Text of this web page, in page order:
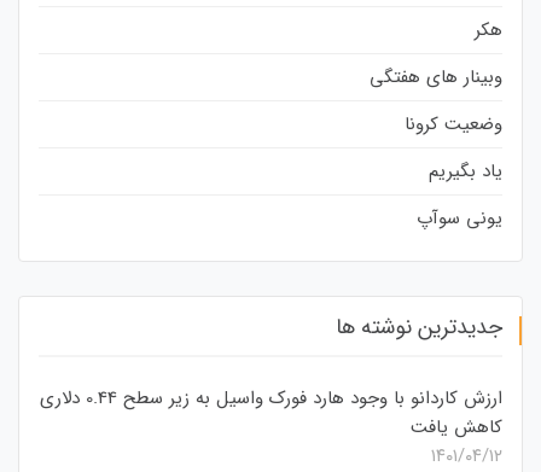
هکر
وبینار های هفتگی
وضعیت کرونا
یاد بگیریم
یونی سوآپ
جدیدترین نوشته ها
ارزش کاردانو با وجود هارد فورک واسیل به زیر سطح 0.44 دلاری
کاهش یافت
۱۴۰۱/۰۴/۱۲